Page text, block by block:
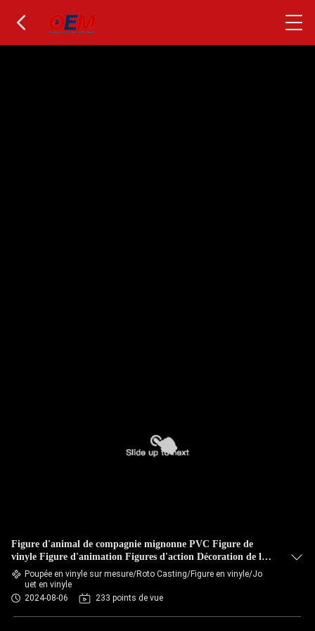
Figure d'animal de compagnie mignonne PVC Figure de
vinyle Figure d'animation Figures d'action Décoration de la
maison Jouet d'art
Poupée en vinyle sur mesure/Roto Casting/Figure en vinyle/Jo
uet en vinyle
2024-08-06
233 points de vue